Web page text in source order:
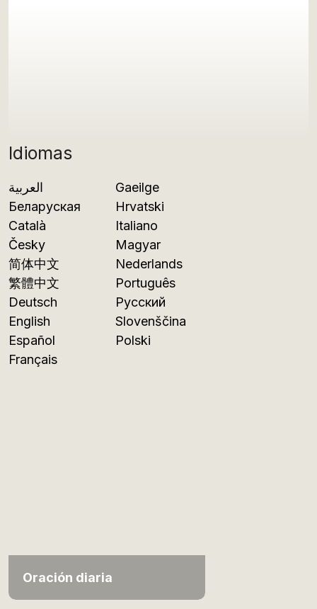
Idiomas
العربية
Беларуская
Català
Česky
简体中文
繁體中文
Deutsch
English
Español
Français
Gaeilge
Hrvatski
Italiano
Magyar
Nederlands
Português
Русский
Slovenščina
Polski
Oración diaria